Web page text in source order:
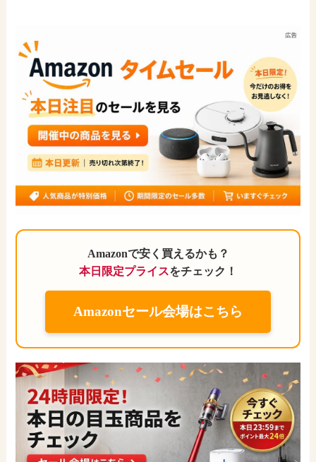
Amazonで安く買えるかも？
本日限定プライスをチェック！
Amazonセール会場はこちら